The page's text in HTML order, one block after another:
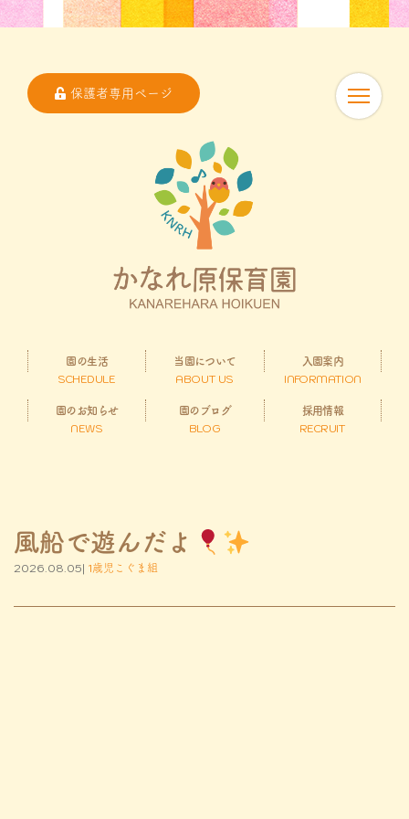
保護者専用ページ
園の生活
SCHEDULE
当園について
ABOUT US
入園案内
INFORMATION
園のお知らせ
NEWS
園のブログ
BLOG
採用情報
RECRUIT
風船で遊んだよ
2026.08.05| 1歳児こぐま組